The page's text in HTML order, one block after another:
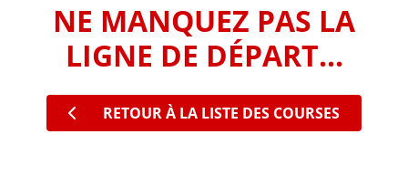
NE MANQUEZ PAS LA
LIGNE DE DÉPART...
RETOUR À LA LISTE DES COURSES